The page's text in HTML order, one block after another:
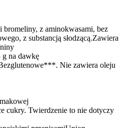
bromeliny, z aminokwasami, bez
z substancją słodzącą.Zawiera
na dawkę
Nie zawiera oleju
cukry. Twierdzenie to nie dotyczy